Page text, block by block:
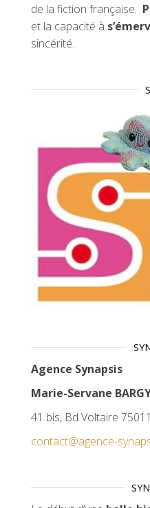
de la fiction française.
et la capacité à
sincérité.
Agence Synapsis
Marie-Servane
41 bis, Bd Voltaire
contact@agence-